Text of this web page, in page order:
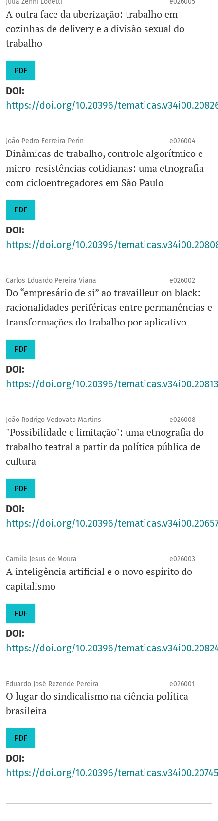
Prefixo DOI: 10.20396
Júlia Zenni Lodetti e026005
A outra face da uberização: trabalho em
cozinhas de delivery e a divisão sexual do
trabalho
PDF
DOI:
https://doi.org/10.20396/
João Pedro Ferreira Perin e026004
Dinâmicas de trabalho, controle algorítmico e
micro-resistências cotidianas: uma etnografia
com cicloentregadores em São Paulo
PDF
DOI:
https://doi.org/10.20396/
Carlos Eduardo Pereira Viana e026002
Do “empresário de si” ao travailleur on black:
racionalidades periféricas entre permanências e
transformações do trabalho por aplicativo
PDF
DOI:
https://doi.org/10.20396/tematicas.v34i00.20813
João Rodrigo Vedovato Martins e026008
"Possibilidade e limitação": uma etnografia do
trabalho teatral a partir da política pública de
cultura
PDF
DOI:
https://doi.org/10.20396/
Camila Jesus de Moura e026003
A inteligência artificial e o novo espírito do
capitalismo
PDF
DOI:
https://doi.org/10.20396/
Eduardo José Rezende Pereira e026001
O lugar do sindicalismo na ciência política
brasileira
PDF
DOI:
https://doi.org/10.20396/tematicas.v34i00.20745